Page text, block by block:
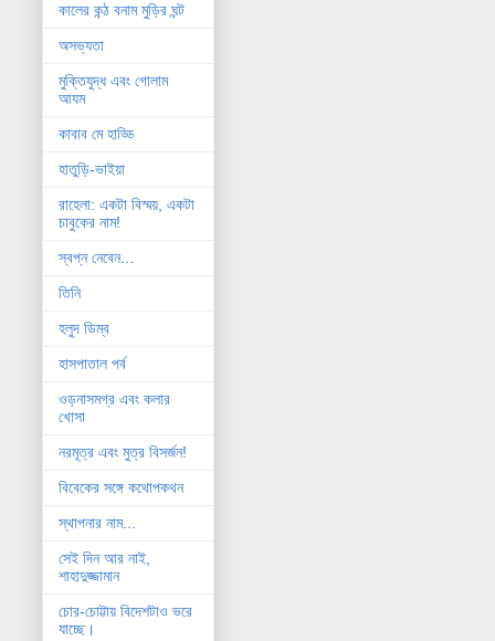
কালের কন্ঠ বনাম মুড়ির ঘন্ট
অসভ্যতা
মুক্তিযুদ্ধ এবং গোলাম
আযম
কাবাব মে হাড্ডি
হাতুড়ি-ভাইয়া
রাহেলা: একটা বিস্ময়, একটা
চাবুকের নাম!
স্বপ্ন নেবেন...
তিনি
হলুদ ডিম্ব
হাসপাতাল পর্ব
ওড়নাসমগ্র এবং কলার
খোসা
নরমূত্র এবং মুত্র বিসর্জন!
বিবেকের সঙ্গে কথোপকথন
স্থাপনার নাম...
সেই দিন আর নাই,
শাহাদুজ্জামান
চোর-চোট্টায় বিদেশটাও ভরে
যাচ্ছে।